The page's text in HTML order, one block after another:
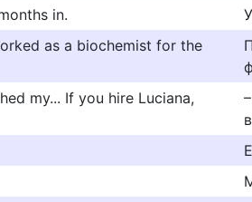
in.
as a biochemist for the
my... If you hire Luciana,